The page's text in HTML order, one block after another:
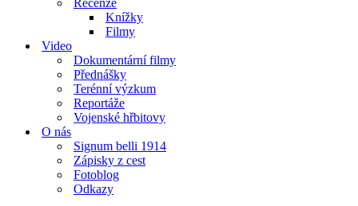
Recenze
Knížky
Filmy
Video
Dokumentární filmy
Přednášky
Terénní výzkum
Reportáže
Vojenské hřbitovy
O nás
Signum belli 1914
Zápisky z cest
Fotoblog
Odkazy